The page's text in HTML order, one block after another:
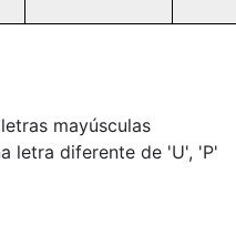
mayúsculas
letra diferente de 'U', 'P'